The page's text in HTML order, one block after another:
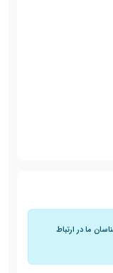
ما در ارتباط